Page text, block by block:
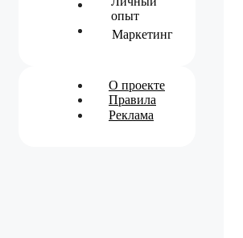
опыт
Маркетинг
О проекте
Правила
Реклама